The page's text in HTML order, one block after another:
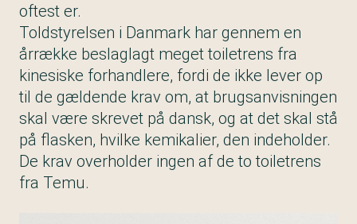
oftest er.
Toldstyrelsen i Danmark har gennem en
årrække beslaglagt meget toiletrens fra
kinesiske forhandlere, fordi de ikke lever op
til de gældende krav om, at brugsanvisningen
skal være skrevet på dansk, og at det skal stå
på flasken, hvilke kemikalier, den indeholder.
De krav overholder ingen af de to toiletrens
fra Temu.